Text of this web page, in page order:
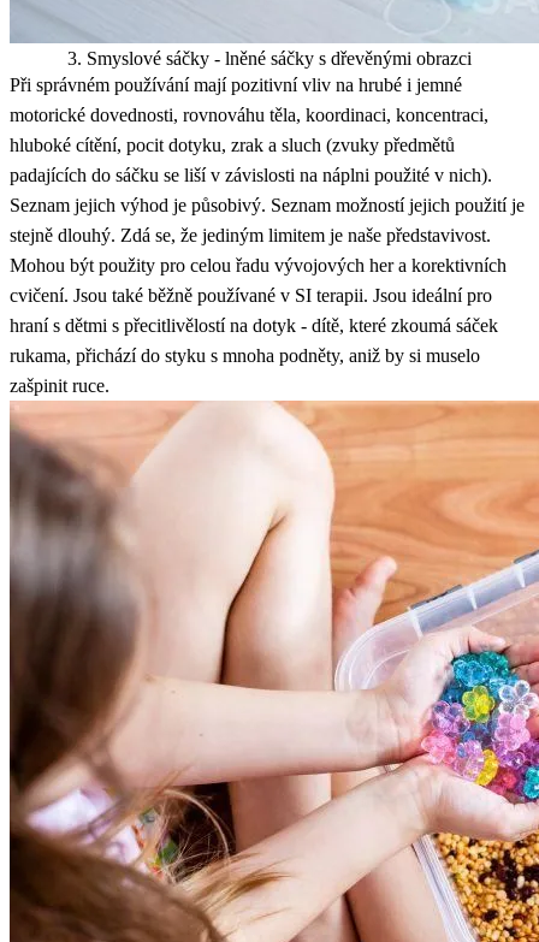
3. Smyslové sáčky - lněné sáčky s dřevěnými obrazci
Při správném používání mají pozitivní vliv na hrubé i jemné
motorické dovednosti, rovnováhu těla, koordinaci, koncentraci,
hluboké cítění, pocit dotyku, zrak a sluch (zvuky předmětů
padajících do sáčku se liší v závislosti na náplni použité v nich).
Seznam jejich výhod je působivý. Seznam možností jejich použití je
stejně dlouhý. Zdá se, že jediným limitem je naše představivost.
Mohou být použity pro celou řadu vývojových her a korektivních
cvičení. Jsou také běžně používané v SI terapii. Jsou ideální pro
hraní s dětmi s přecitlivělostí na dotyk - dítě, které zkoumá sáček
rukama, přichází do styku s mnoha podněty, aniž by si muselo
zašpinit ruce.